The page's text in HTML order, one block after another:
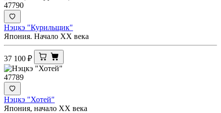
47790
Нэцкэ "Курильщик"
Япония. Начало XX века
37 100 ₽
47789
Нэцкэ "Хотей"
Япония, начало ХХ века